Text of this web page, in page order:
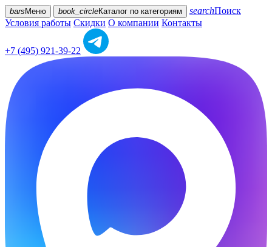
bars Меню book_circleКаталог по категориям searchПоиск
Условия работы Скидки О компании Контакты
+7 (495) 921-39-22